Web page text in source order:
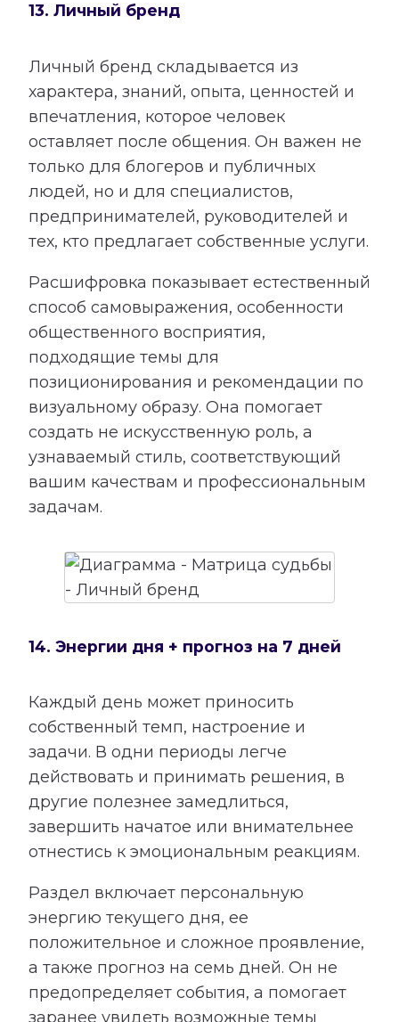
13. Личный бренд
Личный бренд складывается из
характера, знаний, опыта, ценностей и
впечатления, которое человек
оставляет после общения. Он важен не
только для блогеров и публичных
людей, но и для специалистов,
предпринимателей, руководителей и
тех, кто предлагает собственные услуги.
Расшифровка показывает естественный
способ самовыражения, особенности
общественного восприятия,
подходящие темы для
позиционирования и рекомендации по
визуальному образу. Она помогает
создать не искусственную роль, а
узнаваемый стиль, соответствующий
вашим качествам и профессиональным
задачам.
14. Энергии дня + прогноз на 7 дней
Каждый день может приносить
собственный темп, настроение и
задачи. В одни периоды легче
действовать и принимать решения, в
другие полезнее замедлиться,
завершить начатое или внимательнее
отнестись к эмоциональным реакциям.
Раздел включает персональную
энергию текущего дня, ее
положительное и сложное проявление,
а также прогноз на семь дней. Он не
предопределяет события, а помогает
заранее увидеть возможные темы